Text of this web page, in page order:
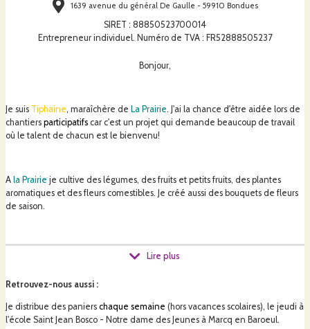
1639 avenue du général De Gaulle - 59910 Bondues
SIRET : 88850523700014
Entrepreneur individuel. Numéro de TVA : FR52888505237
Bonjour,
Je suis Tiphaine, maraîchère de La Prairie. J'ai la chance d'être aidée lors de
chantiers participatifs car c'est un projet qui demande beaucoup de travail
où le talent de chacun est le bienvenu!
A la Prairie je cultive des légumes, des fruits et petits fruits, des plantes
aromatiques et des fleurs comestibles. Je créé aussi des bouquets de fleurs
de saison.
) et en maraîchage sol vivant, c'est à dire en
respectant l'équilibre naturel du sol et de la faune qui y vit.
Les vers de terres sont mes collègues de travail!
Lire plus
Retrouvez-nous aussi :
Je distribue des paniers chaque semaine (hors vacances scolaires), le jeudi à
l'école Saint Jean Bosco - Notre dame des Jeunes à Marcq en Baroeul.